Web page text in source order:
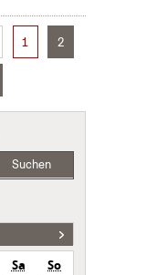
1 2
Suchen
Sa
So